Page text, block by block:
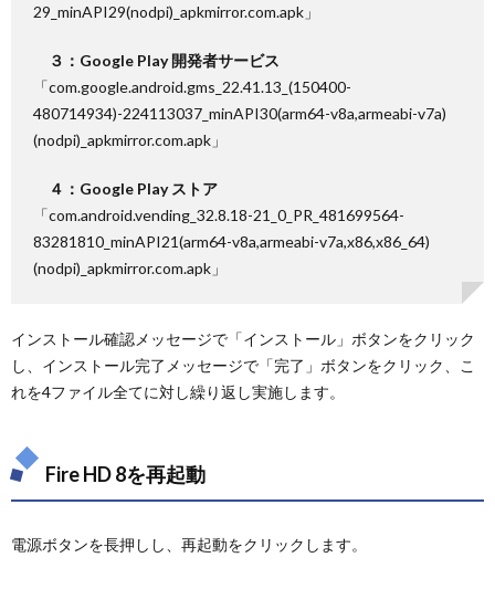
29_minAPI29(nodpi)_apkmirror.com.apk」
３：Google Play 開発者サービス
「com.google.android.gms_22.41.13_(150400-
480714934)-224113037_minAPI30(arm64-v8a,armeabi-v7a)
(nodpi)_apkmirror.com.apk」
４：Google Play ストア
「com.android.vending_32.8.18-21_0_PR_481699564-
83281810_minAPI21(arm64-v8a,armeabi-v7a,x86,x86_64)
(nodpi)_apkmirror.com.apk」
インストール確認メッセージで「インストール」ボタンをクリック
し、インストール完了メッセージで「完了」ボタンをクリック、こ
れを4ファイル全てに対し繰り返し実施します。
Fire HD 8を再起動
電源ボタンを長押しし、再起動をクリックします。